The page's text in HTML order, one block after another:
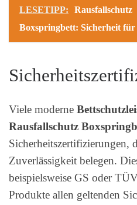
LESETIPP:
Rausfallschutz
Boxspringbett: Sicherheit
Viele moderne
Rausfallschutz
Sicherheitszertifizierungen,
Zuverlässigkeit belegen.
beispielsweise GS oder
Produkte allen geltenden